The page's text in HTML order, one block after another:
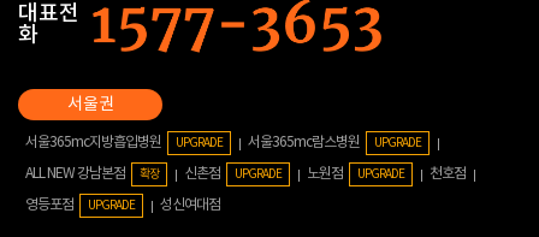
대표전
화
서울365mc지방흡입병원 UPGRADE 서울365mc람스병원 UPGRADE
ALL NEW 강남본점 확장 신촌점 UPGRADE 노원점 UPGRADE
천호점
영등포점
UPGRADE 성신여대점